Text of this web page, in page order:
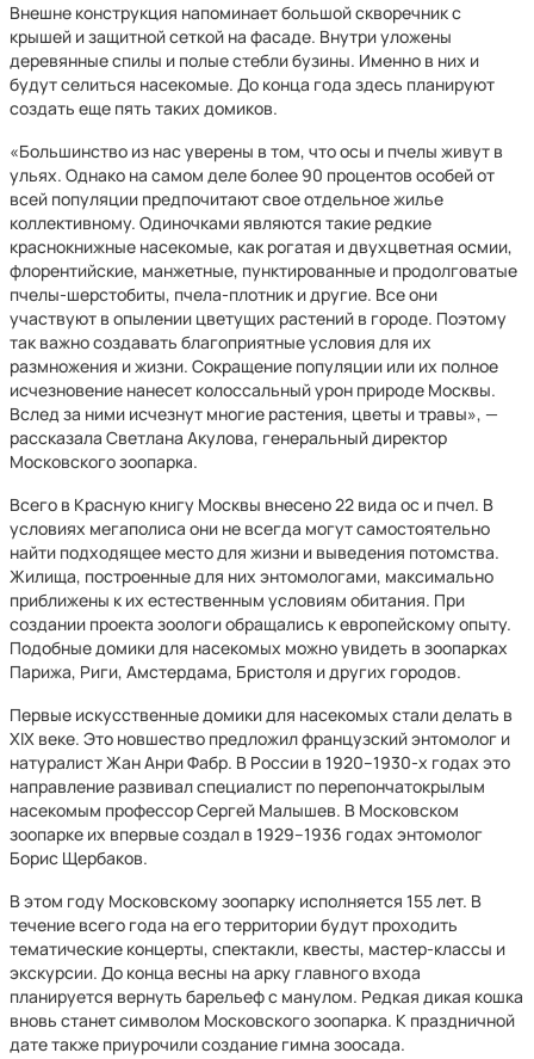
Внешне конструкция напоминает большой скворечник с
крышей и защитной сеткой на фасаде. Внутри уложены
деревянные спилы и полые стебли бузины. Именно в них и
будут селиться насекомые. До конца года здесь планируют
создать еще пять таких домиков.
«Большинство из нас уверены в том, что осы и пчелы живут в
ульях. Однако на самом деле более 90 процентов особей от
всей популяции предпочитают свое отдельное жилье
коллективному. Одиночками являются такие редкие
краснокнижные насекомые, как рогатая и двухцветная осмии,
флорентийские, манжетные, пунктированные и продолговатые
пчелы-шерстобиты, пчела-плотник и другие. Все они
участвуют в опылении цветущих растений в городе. Поэтому
так важно создавать благоприятные условия для их
размножения и жизни. Сокращение популяции или их полное
исчезновение нанесет колоссальный урон природе Москвы.
Вслед за ними исчезнут многие растения, цветы и травы», —
рассказала Светлана Акулова, генеральный директор
Московского зоопарка.
Всего в Красную книгу Москвы внесено 22 вида ос и пчел. В
условиях мегаполиса они не всегда могут самостоятельно
найти подходящее место для жизни и выведения потомства.
Жилища, построенные для них энтомологами, максимально
приближены к их естественным условиям обитания. При
создании проекта зоологи обращались к европейскому опыту.
Подобные домики для насекомых можно увидеть в зоопарках
Парижа, Риги, Амстердама, Бристоля и других городов.
Первые искусственные домики для насекомых стали делать в
ХIХ веке. Это новшество предложил французский энтомолог и
натуралист Жан Анри Фабр. В России в 1920–1930-х годах это
направление развивал специалист по перепончатокрылым
насекомым профессор Сергей Малышев. В Московском
зоопарке их впервые создал в 1929–1936 годах энтомолог
Борис Щербаков.
В этом году Московскому зоопарку исполняется 155 лет. В
течение всего года на его территории будут проходить
тематические концерты, спектакли, квесты, мастер-классы и
экскурсии. До конца весны на арку главного входа
планируется вернуть барельеф с манулом. Редкая дикая кошка
вновь станет символом Московского зоопарка. К праздничной
дате также приурочили создание гимна зоосада.